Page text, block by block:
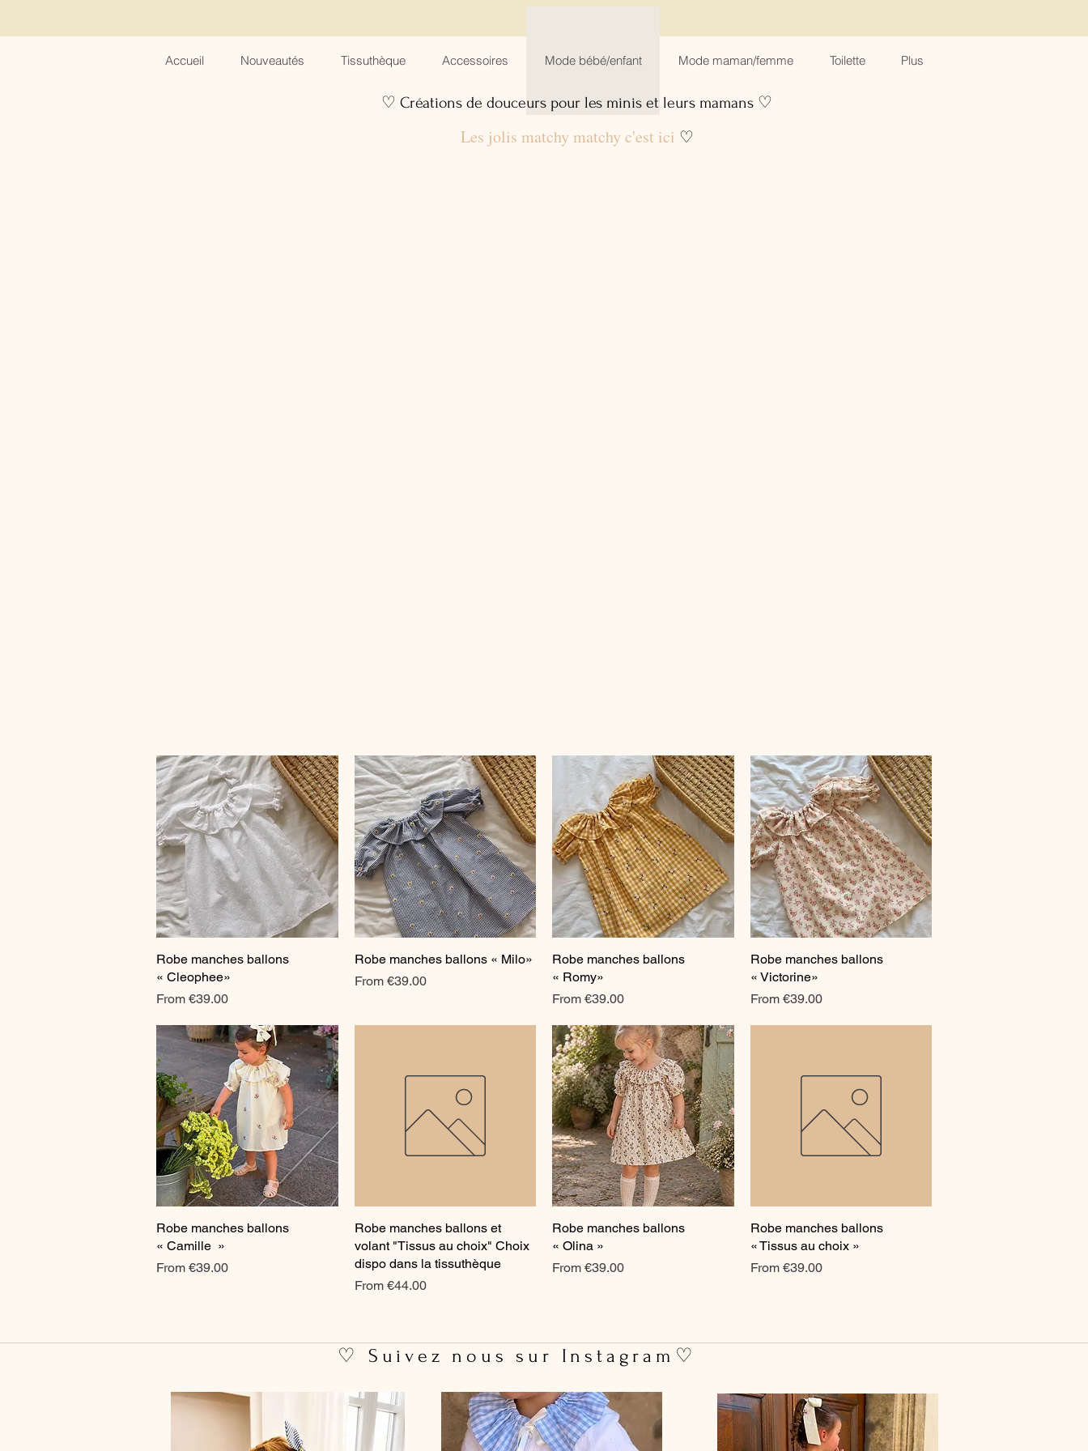
Accueil Nouveautés Tissuthèque Accessoires Mode bébé/enfant Mode maman/femme Toilette Plus
♡ Créations de douceurs pour les minis et leurs mamans ♡
Les jolis matchy matchy c'est ici ♡
Quick View
Robe manches ballons
« Cleophee»
From €39.00
Sale Price
Quick View
Robe manches ballons « Milo»
From €39.00
Sale Price
Quick View
Robe manches ballons
« Romy»
From €39.00
Sale Price
Quick View
Robe manches ballons
« Victorine»
From €39.00
Sale Price
Quick View
Robe manches ballons
« Camille »
From €39.00
Sale Price
Quick View
Robe manches ballons et
volant "Tissus au choix" Choix
dispo dans la tissuthèque
From €44.00
Sale Price
Quick View
Robe manches ballons
« Olina »
From €39.00
Sale Price
Quick View
Robe manches ballons
« Tissus au choix »
From €39.00
Sale Price
♡ Suivez nous sur Instagram♡